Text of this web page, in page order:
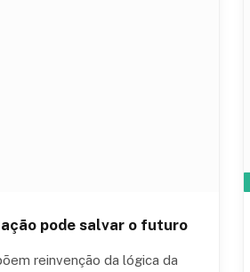
pode salvar o futuro
reinvenção da lógica da